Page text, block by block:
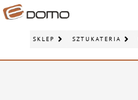
SKLEP SZTUKATERIA